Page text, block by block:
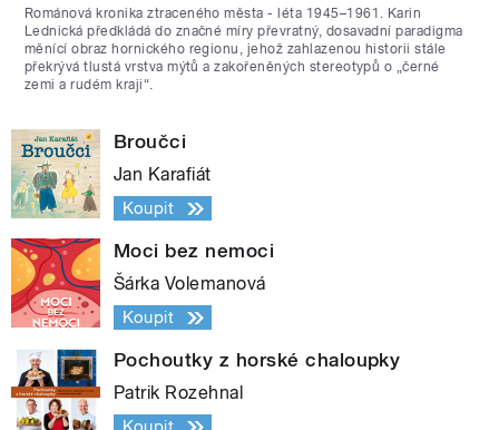
Románová kronika ztraceného města - léta 1945–1961. Karin
Lednická předkládá do značné míry převratný, dosavadní paradigma
měnící obraz hornického regionu, jehož zahlazenou historii stále
překrývá tlustá vrstva mýtů a zakořeněných stereotypů o „černé
zemi a rudém kraji“.
Broučci
Jan Karafiát
Koupit
Moci bez nemoci
Šárka Volemanová
Koupit
Pochoutky z horské chaloupky
Patrik Rozehnal